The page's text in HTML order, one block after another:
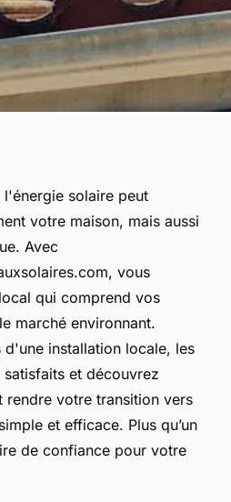
:
panneaux
•3 min de lecture
solaire peut
votre maison, mais aussi
Avec
vous
qui comprend vos
marché environnant.
d'une installation locale, les
et découvrez
rendre votre transition vers
et efficace. Plus qu’un
de confiance pour votre